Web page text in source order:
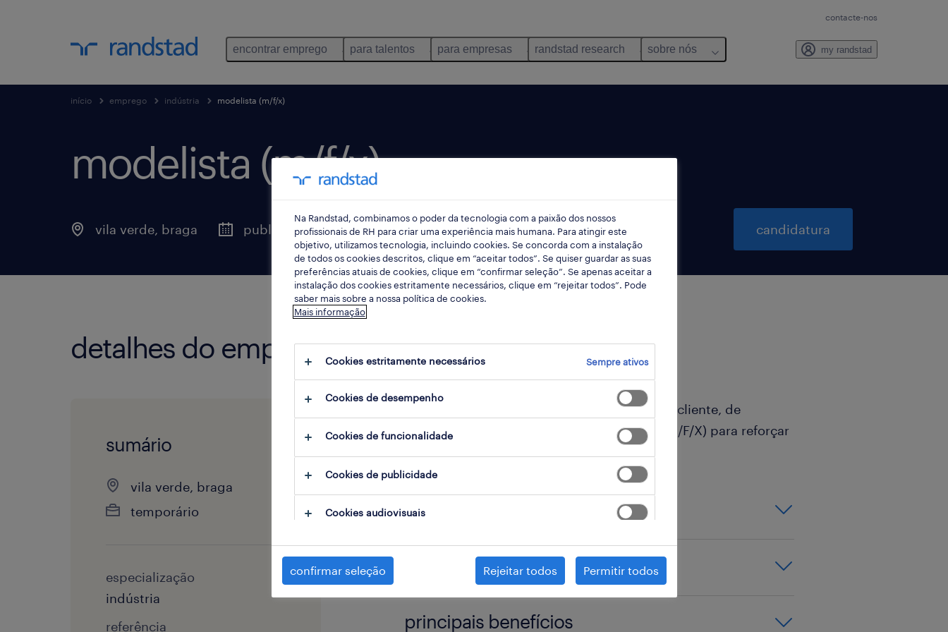
contacte-nos
encontrar emprego para talentos para empresas randstad research sobre nós my randstad
início emprego indústria modelista (m/f/x)
modelista (m/f/x).
vila verde, braga publicado hoje data limite 27 agosto 2026 candidatura
detalhes do emprego
sumário
vila verde, braga
temporário
especialização
indústria
referência
A Randstad pretende recrutar para empresa cliente, de
referência no setor têxtil, um(a) Modelista (M/F/X) para reforçar
responsabilidades chave
Desenvolver e interpretar moldes de acordo com
competências
Experiência prévia na função de Modelista
principais benefícios
Na Randstad, combinamos o poder da tecnologia com a paixão dos nossos
profissionais de RH para criar uma experiência mais humana. Para atingir este
objetivo, utilizamos tecnologia, incluindo cookies. Se concorda com a instalação
de todos os cookies descritos, clique em “aceitar todos”. Se quiser guardar as suas
preferências atuais de cookies, clique em “confirmar seleção”. Se apenas aceitar a
instalação dos cookies estritamente necessários, clique em “rejeitar todos”. Pode
saber mais sobre a nossa política de cookies.
Mais informação
Cookies estritamente necessários Sempre ativos
Cookies de desempenho
Cookies de funcionalidade
Cookies de publicidade
Cookies audiovisuais
confirmar seleção Rejeitar todos Permitir todos